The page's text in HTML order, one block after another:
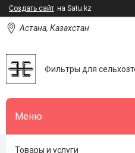
Создать сайт на Satu.kz
Астана, Казахстан
Фильтры для
Товары и услуги